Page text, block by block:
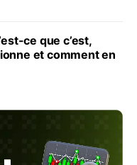
ce que c’est,
et comment en